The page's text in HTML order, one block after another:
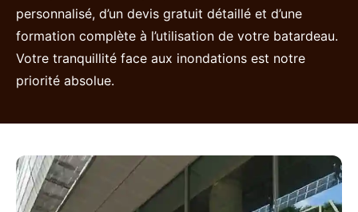
personnalisé, d’un devis gratuit détaillé et d’une
formation complète à l’utilisation de votre batardeau.
Votre tranquillité face aux inondations est notre
priorité absolue.